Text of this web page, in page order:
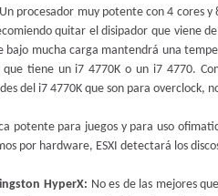
Un procesador muy potente con 4 cores
quitar el disipador que viene
bajo mucha carga mantendrá una
tiene un i7 4770K o un i7 4770.
del i7 4770K que son para overclock,
potente para juegos y para uso
por hardware, ESXI detectará los
HyperX: No es de las mejores